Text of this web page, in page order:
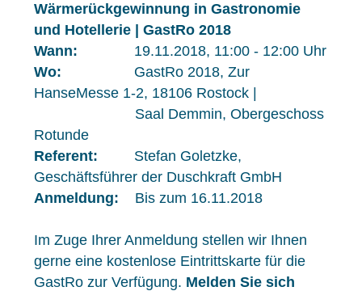
Wärmerückgewinnung in Gastronomie
und Hotellerie | GastRo 2018
Wann: 19.11.2018, 11:00 - 12:00 Uhr
Wo: GastRo 2018, Zur
HanseMesse 1-2, 18106 Rostock |
Saal Demmin, Obergeschoss
Rotunde
Referent: Stefan Goletzke,
Geschäftsführer der Duschkraft GmbH
Anmeldung: Bis zum 16.11.2018
Im Zuge Ihrer Anmeldung stellen wir Ihnen
gerne eine kostenlose Eintrittskarte für die
GastRo zur Verfügung. Melden Sie sich